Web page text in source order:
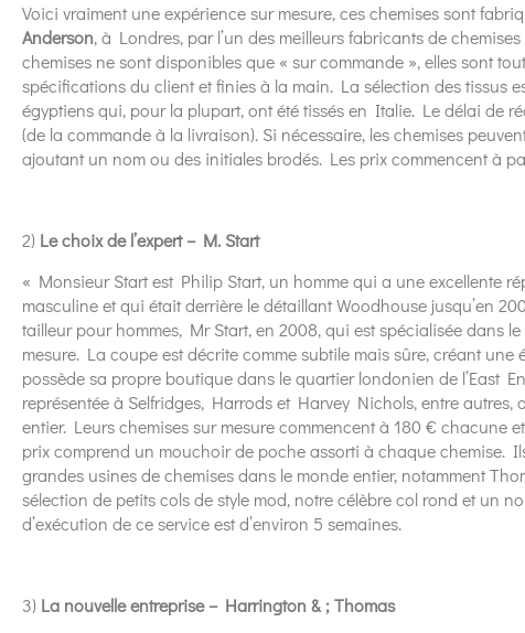
Voici vraiment une expérience sur mesure, ces chemises sont
Anderson, à Londres, par l’un des meilleurs fabricants de
chemises ne sont disponibles que « sur commande », elles sont
spécifications du client et finies à la main. La sélection des tissus
égyptiens qui, pour la plupart, ont été tissés en Italie. Le délai de
(de la commande à la livraison). Si nécessaire, les chemises
ajoutant un nom ou des initiales brodés. Les prix commencent à
2) Le choix de l’expert – M. Start
« Monsieur Start est Philip Start, un homme qui a une excellente
masculine et qui était derrière le détaillant Woodhouse jusqu’en
tailleur pour hommes, Mr Start, en 2008, qui est spécialisée dans
mesure. La coupe est décrite comme subtile mais sûre, créant
possède sa propre boutique dans le quartier londonien de l’East
représentée à Selfridges, Harrods et Harvey Nichols, entre autres,
entier. Leurs chemises sur mesure commencent à 180 € chacune
prix comprend un mouchoir de poche assorti à chaque chemise.
grandes usines de chemises dans le monde entier, notamment
sélection de petits cols de style mod, notre célèbre col rond et un
d’exécution de ce service est d’environ 5 semaines.
3) La nouvelle entreprise – Harrington & ; Thomas